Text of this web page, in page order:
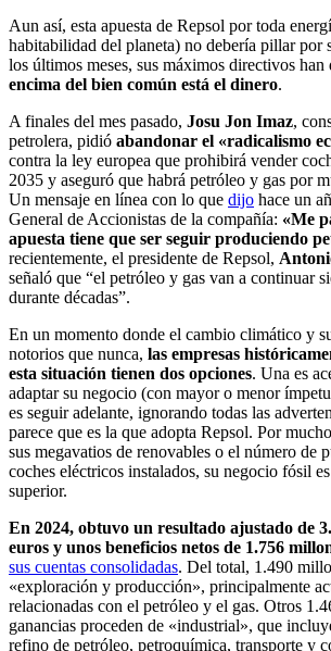
Aun así, esta apuesta de Repsol por toda
habitabilidad del planeta) no debería pillar por
los últimos meses, sus máximos directivos han
encima del bien común está el dinero.
A finales del mes pasado, Josu Jon Imaz,
petrolera, pidió abandonar el «radicalismo
contra la ley europea que prohibirá vender
2035 y aseguró que habrá petróleo y gas por
Un mensaje en línea con lo que dijo hace un
General de Accionistas de la compañía: «Me
apuesta tiene que ser seguir produciendo
recientemente, el presidente de Repsol,
señaló que “el petróleo y gas van a continuar
durante décadas”.
En un momento donde el cambio climático y
notorios que nunca, las empresas
esta situación tienen dos opciones. Una es
adaptar su negocio (con mayor o menor
es seguir adelante, ignorando todas las
parece que es la que adopta Repsol. Por
sus megavatios de renovables o el número de
coches eléctricos instalados, su negocio fósil
superior.
En 2024, obtuvo un resultado ajustado de
euros y unos beneficios netos de 1.756
sus cuentas consolidadas. Del total, 1.490
«exploración y producción», principalmente
relacionadas con el petróleo y el gas. Otros
ganancias proceden de «industrial», que
refino de petróleo, petroquímica, transporte y